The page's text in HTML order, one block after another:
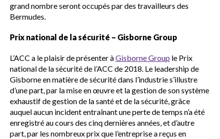
grand nombre seront occupés par des travailleurs des
Bermudes.
Prix national de la sécurité – Gisborne Group
L’ACC a le plaisir de présenter àGisborne Group le Prix
national de la sécurité de l’ACC de 2018. Le leadership de
Gisborne en matière de sécurité dans l’industrie s’illustre
d’une part, par la mise en œuvre et la gestion de son système
exhaustif de gestion de la santé et de la sécurité, grâce
auquel aucun incident entraînant une perte de temps n’a été
enregistré au cours des cinq dernières années, et d’autre
part, par les nombreux prix que l’entreprise a reçus en